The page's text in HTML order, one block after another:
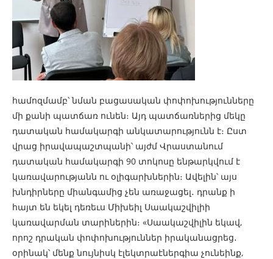
համոզմամբ՝ նման բացասական փոփոխությունները
մի քանի պատճառ ունեն։ Այդ պատճառներից մեկը
դատական համակարգի անկատարությունն է։ Ըստ
վրաց իրավապաշտպանի՝ այժմ Վրաստանում
դատական համակարգի 90 տոկոսը ենթարկվում է
կառավարությանն ու օլիգարխներին։ Ավելին՝ այս
խնդիրները միանգամից չեն առաջացել․ դրանք ի
հայտ են եկել դեռեւս Միխեիլ Սաակաշվիլիի
կառավարման տարիներին։ «Սաակաշվիլին եկավ,
որոշ դրական փոփոխություններ իրականացրեց․
օրինակ՝ մենք նույնիսկ էլեկտրաէներգիա չունեինք,